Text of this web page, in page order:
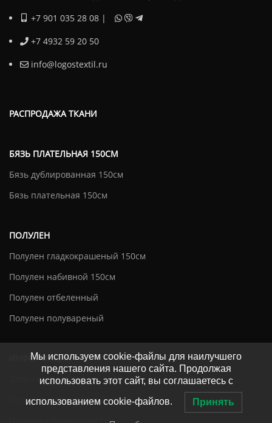
+7 901 035 28 08 |
+7 4932 59 20 50
info@logostextil.ru
РАСПРОДАЖА ТКАНИ
БЯЗЬ ПЛАТЕЛЬНАЯ 150СМ
Бязь дублированная 150см
Бязь плательная 150см
ПОЛУЛЕН
Полулен гладкокрашеный 150см
Полулен набивной 150см
Полулен отбеленный
Полулен полувареный
ИНФОРМАЦИЯ
Оплата и доставка
Условия соглашения
Мы используем cookie-файлы для наилучшего
представления нашего сайта. Продолжая
использовать этот сайт, вы соглашаетесь с
использованием cookie-файлов. Принять